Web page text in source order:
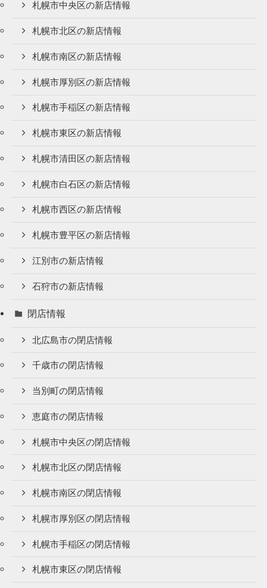
札幌市中央区の新店情報
札幌市北区の新店情報
札幌市南区の新店情報
札幌市厚別区の新店情報
札幌市手稲区の新店情報
札幌市東区の新店情報
札幌市清田区の新店情報
札幌市白石区の新店情報
札幌市西区の新店情報
札幌市豊平区の新店情報
江別市の新店情報
石狩市の新店情報
閉店情報
北広島市の閉店情報
千歳市の閉店情報
当別町の閉店情報
恵庭市の閉店情報
札幌市中央区の閉店情報
札幌市北区の閉店情報
札幌市南区の閉店情報
札幌市厚別区の閉店情報
札幌市手稲区の閉店情報
札幌市東区の閉店情報